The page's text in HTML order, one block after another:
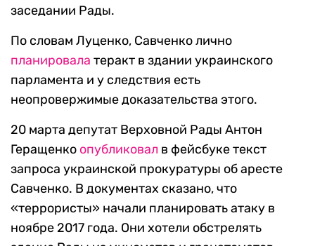
заседании Рады.
По словам Луценко, Савченко лично
планировала теракт в здании украинского
парламента и у следствия есть
неопровержимые доказательства этого.
20 марта депутат Верховной Рады Антон
Геращенко опубликовал в фейсбуке текст
запроса украинской прокуратуры об аресте
Савченко. В документах сказано, что
«террористы» начали планировать атаку в
ноябре 2017 года. Они хотели обстрелять